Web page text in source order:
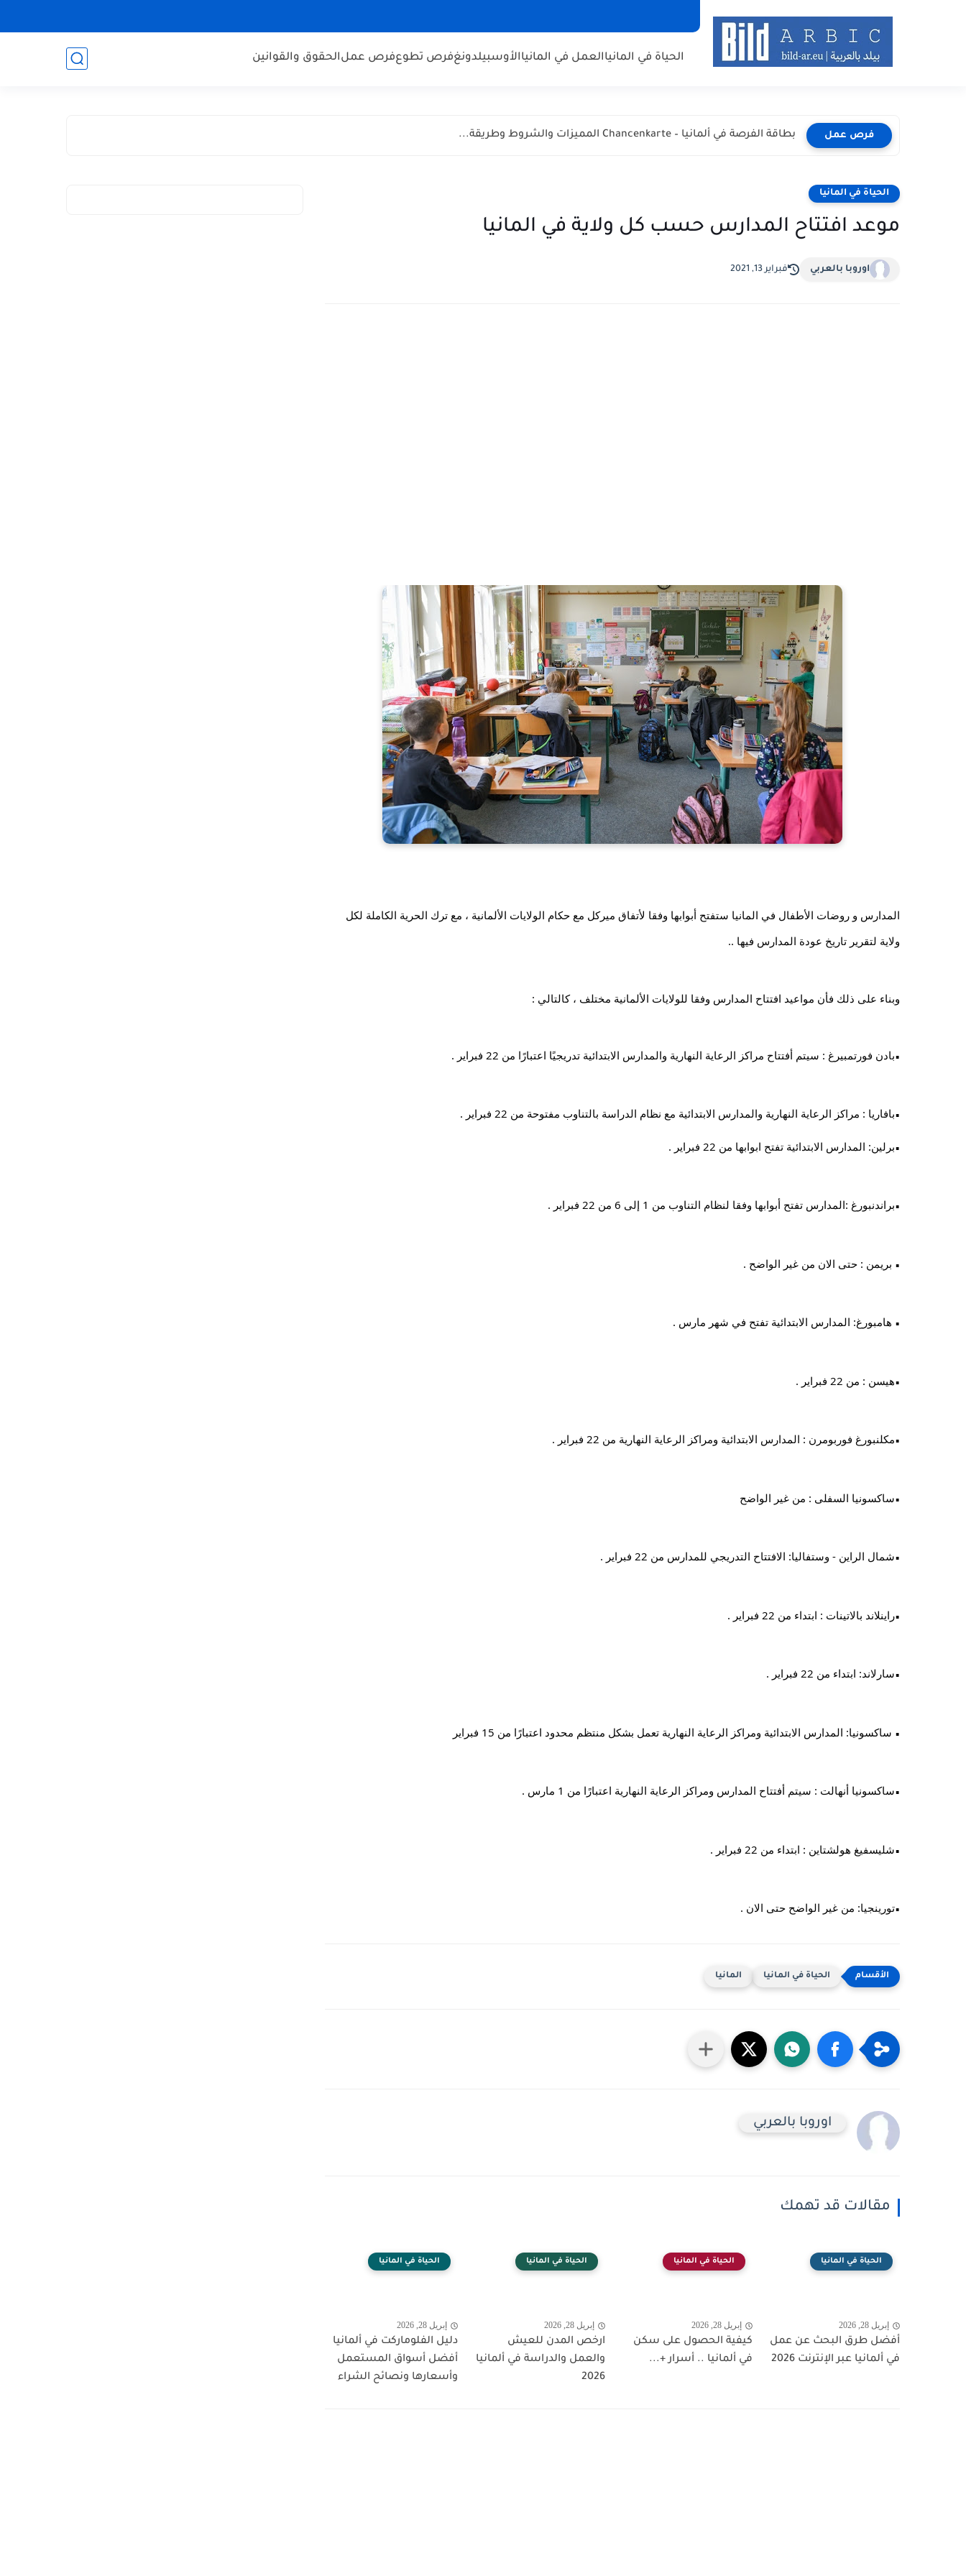
الحياة في المانياالعمل في المانياالأوسبيلدونغفرص تطوعفرص عملالحقوق والقوانين
فرص عمل بطاقة الفرصة في ألمانيا – Chancenkarte المميزات والشروط وطريقة...
الحياة في المانيا
موعد افتتاح المدارس حسب كل ولاية في المانيا
اوروبا بالعربي فبراير 13, 2021
ولاية لتقرير تاريخ عودة المدارس فيها ..
وبناء على ذلك فأن مواعيد افتتاح المدارس وفقا للولايات الألمانية مختلف ، كالتالي :
▪︎بادن فورتمبيرغ : سيتم أفتتاح مراكز الرعاية النهارية والمدارس الابتدائية تدريجيًا اعتبارًا من 22 فبراير .
▪︎بافاريا : مراكز الرعاية النهارية والمدارس الابتدائية مع نظام الدراسة بالتناوب مفتوحة من 22 فبراير .
▪︎برلين: المدارس الابتدائية تفتح ابوابها من 22 فبراير .
▪︎براندنبورغ :المدارس تفتح أبوابها وفقا لنظام التناوب من 1 إلى 6 من 22 فبراير .
▪︎ بريمن : حتى الان من غير الواضح .
▪︎ هامبورغ: المدارس الابتدائية تفتح في شهر مارس .
▪︎هيسن : من 22 فبراير .
▪︎مكلنبورغ فوربومرن : المدارس الابتدائية ومراكز الرعاية النهارية من 22 فبراير .
▪︎ساكسونيا السفلى : من غير الواضح
▪︎شمال الراين - وستفاليا: الافتتاح التدريجي للمدارس من 22 فبراير .
▪︎راينلاند بالاتينات : ابتداء من 22 فبراير .
▪︎سارلاند: ابتداء من 22 فبراير .
▪︎ ساكسونيا: المدارس الابتدائية ومراكز الرعاية النهارية تعمل بشكل منتظم محدود اعتبارًا من 15 فبراير
▪︎ساكسونيا أنهالت : سيتم أفتتاح المدارس ومراكز الرعاية النهارية اعتبارًا من 1 مارس .
▪︎شليسفيغ هولشتاين : ابتداء من 22 فبراير .
▪︎تورينجيا: من غير الواضح حتى الان .
الحياة في المانيا المانيا
اوروبا بالعربي
مقالات قد تهمك
الحياة في المانيا
إبريل 28, 2026
أفضل طرق البحث عن عمل
في ألمانيا عبر الإنترنت 2026
الحياة في المانيا
إبريل 28, 2026
كيفية الحصول على سكن
في ألمانيا .. أسرار +...
الحياة في المانيا
إبريل 28, 2026
ارخص المدن للعيش
والعمل والدراسة في ألمانيا
2026
الحياة في المانيا
إبريل 28, 2026
دليل الفلوماركت في ألمانيا
أفضل أسواق المستعمل
وأسعارها ونصائح الشراء